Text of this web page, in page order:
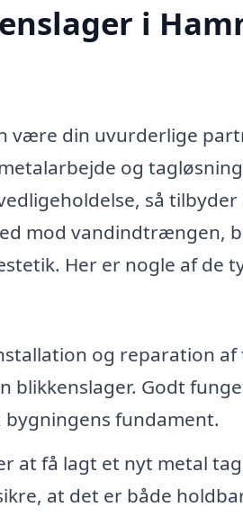
i
være din uvurderlige
og
så
mod vandindtrængen,
Her er nogle af de
og reparation
blikkenslager. Godt
fundament.
at få lagt et nyt metal
at det er både